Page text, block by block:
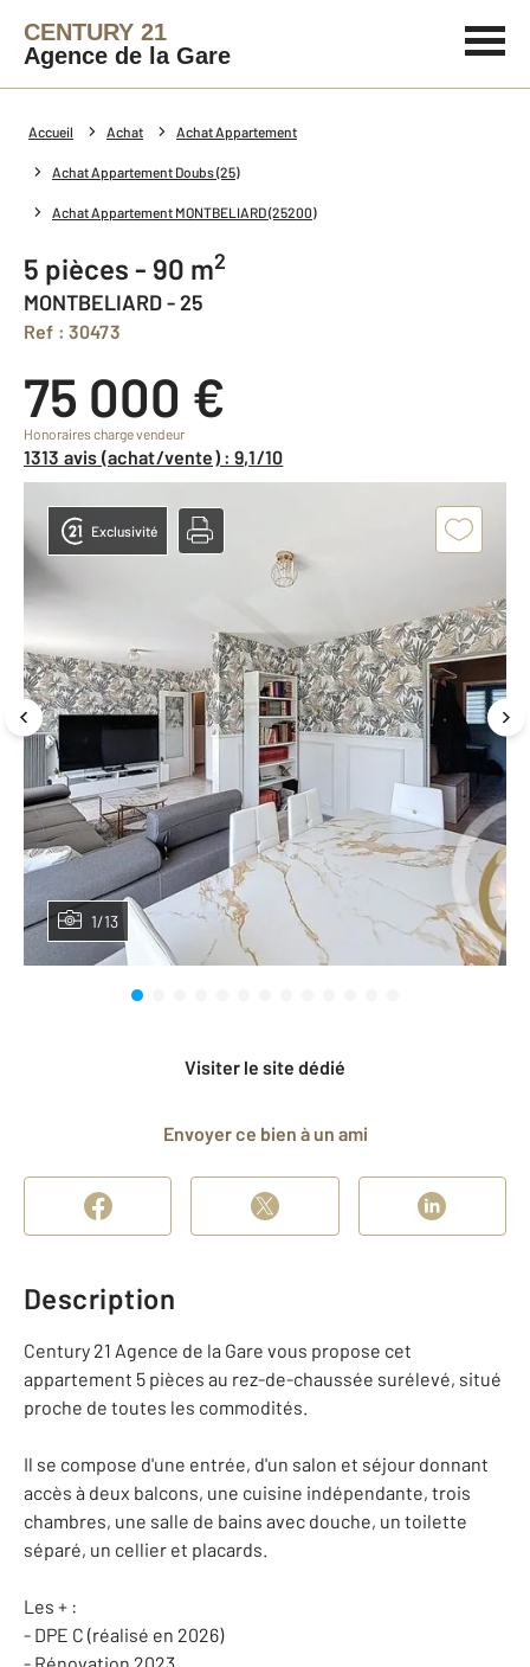
CENTURY 21
Agence de la Gare
Accueil Achat Achat Appartement
Achat Appartement Doubs (25)
Achat Appartement MONTBELIARD (25200)
5 pièces - 90 m2
MONTBELIARD - 25
Ref : 30473
75 000 €
Honoraires charge vendeur
1313 avis (achat/vente) : 9,1/10
1/13
Exclusivité
Visiter le site dédié
Envoyer ce bien à un ami
Description
Century 21 Agence de la Gare vous propose cet
appartement 5 pièces au rez-de-chaussée surélevé, situé
proche de toutes les commodités.
Il se compose d'une entrée, d'un salon et séjour donnant
accès à deux balcons, une cuisine indépendante, trois
chambres, une salle de bains avec douche, un toilette
séparé, un cellier et placards.
Les + :
- DPE C (réalisé en 2026)